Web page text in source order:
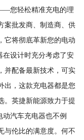
您轻松精准充电的理
案批发商、制造商、供
它将彻底革新您的电动
在设计时充分考虑了安
并配备最新技术，可实
出，这款充电器都是您
。英捷新能源致力于提
动汽车充电器也不例
与伦比的满意度。何不